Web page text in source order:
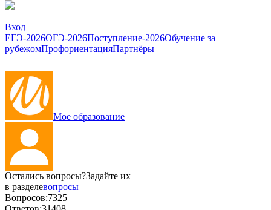
Вход
ЕГЭ-2026ОГЭ-2026Поступление-2026Обучение за
рубежомПрофориентацияПартнёры
Мое образование
Остались вопросы?Задайте их
в разделевопросы
Вопросов:7325